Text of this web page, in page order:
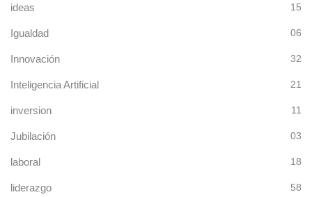
ideas 15
Igualdad 06
Innovación 32
Inteligencia Artificial 21
inversion 11
Jubilación 03
laboral 18
liderazgo 58